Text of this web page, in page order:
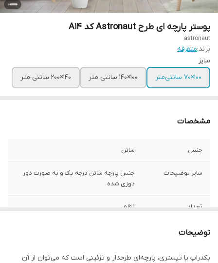
پوستر پارچه ای طرح Astronaut کد A14
astronaut
برند:متفرقه
سایز
100×70 سانتی‌متر
100×140 سانتی متر 140×200 سانتی متر
مشخصات
جنس ساتن
سایر توضیحات
جنس پارچه ساتن درجه یک و به صورت دور
دوزی شده
تعداد 1 قلم
توضیحات
بکدراپ یا تپستری، پارچه‌ای طرحدار و تزئینی است که می‌توان از آن